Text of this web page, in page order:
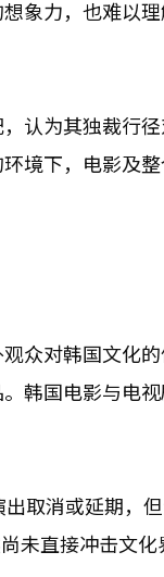
象力，也难以
认为其独裁行
境下，电影及
众对韩国文化的
韩国电影与电
取消或延期，
未直接冲击文